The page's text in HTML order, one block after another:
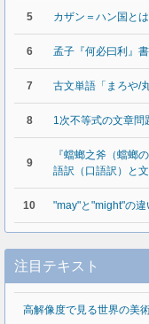
5 カザン＝ハン国と
6 孟子『何必曰利』
7 古文単語「まろや/
8 1次不等式の文章問
9
『蟷螂之斧（蟷螂
語訳（口語訳）と
10 "may"と"might"の違
注目テキスト
高解像度で見る世界の